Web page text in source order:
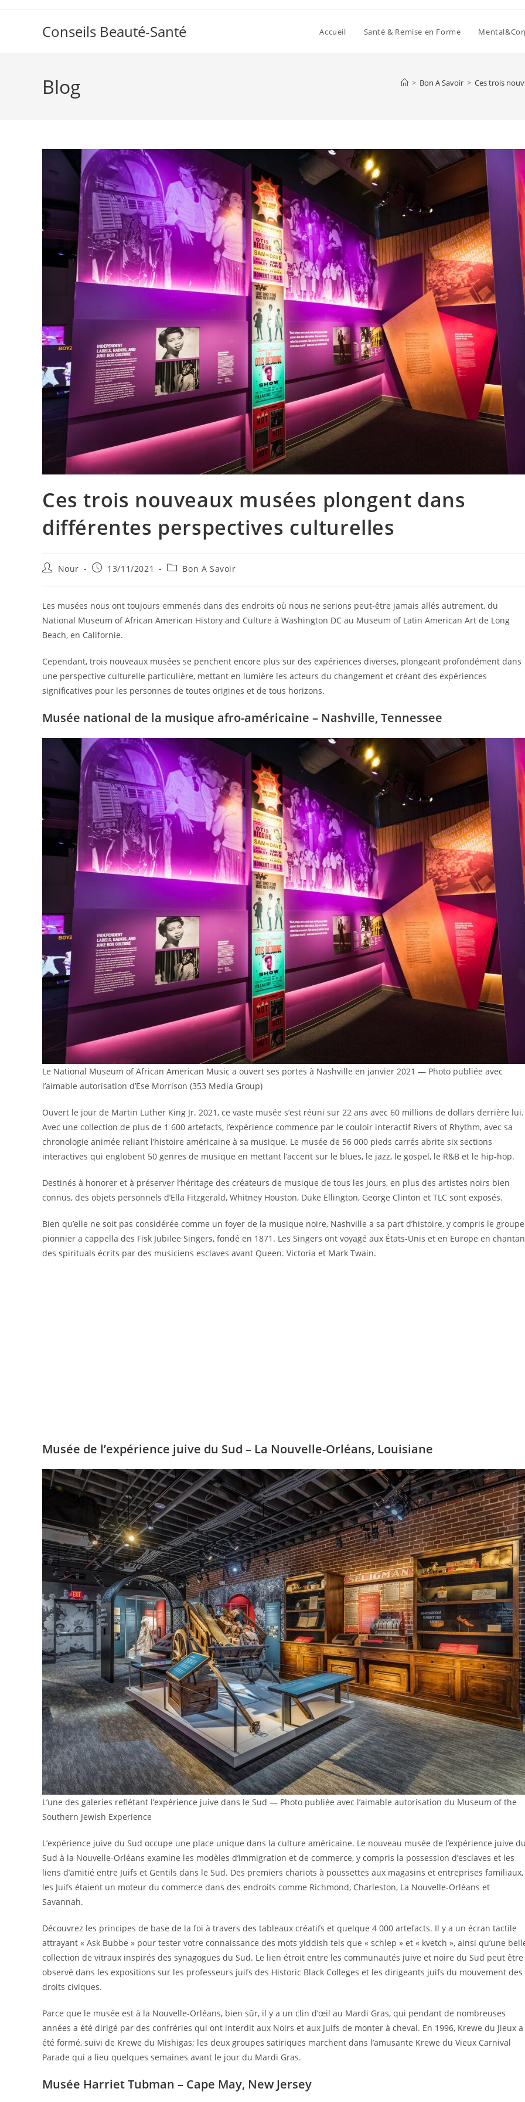
Conseils Beauté-Santé Accueil Santé & Remise en Forme
Blog > Bon A Savoir > Ces trois
Ces trois nouveaux musées plongent dans
différentes perspectives culturelles
Auteur/autrice
publication :
Nour
Publication
13/11/2021
PostBon A Savoir
Les musées nous ont toujours emmenés dans des endroits où nous ne serions peut-être jamais allés autrement, du
National Museum of African American History and Culture à Washington DC au Museum of Latin American Art de Long
Beach, en Californie.
Cependant, trois nouveaux musées se penchent encore plus sur des expériences diverses, plongeant profondément dans
une perspective culturelle particulière, mettant en lumière les acteurs du changement et créant des expériences
significatives pour les personnes de toutes origines et de tous horizons.
Musée national de la musique afro-américaine – Nashville, Tennessee
Le National Museum of African American Music a ouvert ses portes à Nashville en janvier 2021 — Photo publiée avec
l’aimable autorisation d’Ese Morrison (353 Media Group)
Ouvert le jour de Martin Luther King Jr. 2021, ce vaste musée s’est réuni sur 22 ans avec 60 millions de dollars derrière lui.
Avec une collection de plus de 1 600 artefacts, l’expérience commence par le couloir interactif Rivers of Rhythm, avec sa
chronologie animée reliant l’histoire américaine à sa musique. Le musée de 56 000 pieds carrés abrite six sections
interactives qui englobent 50 genres de musique en mettant l’accent sur le blues, le jazz, le gospel, le R&B et le hip-hop.
Destinés à honorer et à préserver l’héritage des créateurs de musique de tous les jours, en plus des artistes noirs bien
connus, des objets personnels d’Ella Fitzgerald, Whitney Houston, Duke Ellington, George Clinton et TLC sont exposés.
Bien qu’elle ne soit pas considérée comme un foyer de la musique noire, Nashville a sa part d’histoire, y compris le groupe
pionnier a cappella des Fisk Jubilee Singers, fondé en 1871. Les Singers ont voyagé aux États-Unis et en Europe en
des spirituals écrits par des musiciens esclaves avant Queen. Victoria et Mark Twain.
Musée de l’expérience juive du Sud – La Nouvelle-Orléans, Louisiane
L’une des galeries reflétant l’expérience juive dans le Sud — Photo publiée avec l’aimable autorisation du Museum of the
Southern Jewish Experience
L’expérience juive du Sud occupe une place unique dans la culture américaine. Le nouveau musée de l’expérience juive
Sud à la Nouvelle-Orléans examine les modèles d’immigration et de commerce, y compris la possession d’esclaves et les
liens d’amitié entre Juifs et Gentils dans le Sud. Des premiers chariots à poussettes aux magasins et entreprises familiaux,
les Juifs étaient un moteur du commerce dans des endroits comme Richmond, Charleston, La Nouvelle-Orléans et
Savannah.
Découvrez les principes de base de la foi à travers des tableaux créatifs et quelque 4 000 artefacts. Il y a un écran tactile
attrayant « Ask Bubbe » pour tester votre connaissance des mots yiddish tels que « schlep » et « kvetch », ainsi qu’une
collection de vitraux inspirés des synagogues du Sud. Le lien étroit entre les communautés juive et noire du Sud peut être
observé dans les expositions sur les professeurs juifs des Historic Black Colleges et les dirigeants juifs du mouvement des
droits civiques.
Parce que le musée est à la Nouvelle-Orléans, bien sûr, il y a un clin d’œil au Mardi Gras, qui pendant de nombreuses
années a été dirigé par des confréries qui ont interdit aux Noirs et aux Juifs de monter à cheval. En 1996, Krewe du Jieux a
été formé, suivi de Krewe du Mishigas; les deux groupes satiriques marchent dans l’amusante Krewe du Vieux Carnival
Parade qui a lieu quelques semaines avant le jour du Mardi Gras.
Musée Harriet Tubman – Cape May, New Jersey